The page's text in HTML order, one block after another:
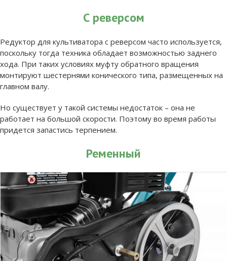
С реверсом
Редуктор для культиватора с реверсом часто используется,
поскольку тогда техника обладает возможностью заднего
хода. При таких условиях муфту обратного вращения
монтируют шестернями конического типа, размещенных на
главном валу.
Но существует у такой системы недостаток – она не
работает на большой скорости. Поэтому во время работы
придется запастись терпением.
Ременный